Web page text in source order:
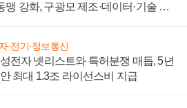
맹 강화, 구광모 제조·데이터·기술 결
·전기·정보통신
전자 넷리스트와 특허분쟁 매듭, 5년
최대 1.3조 라이선스비 지급